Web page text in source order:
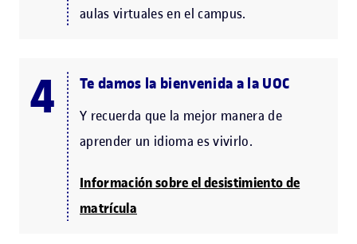
aulas virtuales en el campus.
Te damos la bienvenida a la UOC
Y recuerda que la mejor manera de
aprender un idioma es vivirlo.
Información sobre el desistimiento de
matrícula